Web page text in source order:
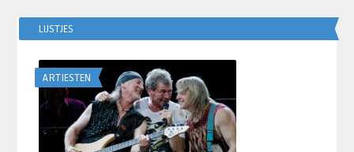
LIJSTJES
ARTIESTEN